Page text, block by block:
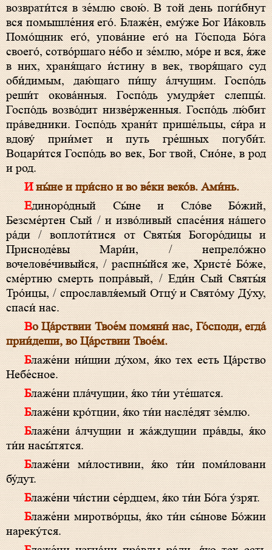
возврати́тся в зе́млю свою́. В той день поги́бнут
вся помышле́ния eго́. Блаже́н, eму́же Бог Иа́ковль
Помо́щник его́, упова́ние eго́ на Го́спода Бо́га
своего́, сотво́ршаго не́бо и зе́млю, мо́ре и вся, я́же
в них, храня́щаго и́стину в век, творя́щаго суд
оби́димым, даю́щаго пи́щу а́лчущим. Госпо́дь
реши́т окова́нныя. Госпо́дь умудря́ет слепцы́.
Госпо́дь возво́дит низве́рженныя. Госпо́дь лю́бит
пра́ведники. Госпо́дь храни́т прише́льцы, си́ра и
вдову́ прии́мет и путь гре́шных погуби́т.
Воцари́тся Госпо́дь во век, Бог твой, Сио́не, в род
и род.
И ны́не и при́сно и во ве́ки веко́в. Ами́нь.
Единоро́дный Сы́не и Сло́ве Бо́жий,
Безсме́ртен Сый / и изво́ливый спасе́ния на́шего
ра́ди / воплоти́тися от Святы́я Богоро́дицы и
Присноде́вы Мари́и, / непрело́жно
вочелове́чивыйся, / распны́йся же, Христе́ Бо́же,
сме́ртию смерть попра́вый, / Еди́н Сый Святы́я
Тро́ицы, / спрославля́емый Отцу́ и Свято́му Ду́ху,
спаси́ нас.
Во Ца́рствии Твое́м помяни́ нас, Го́споди, егда́
прии́деши, во Ца́рствии Твое́м.
Блаже́ни ни́щии ду́хом, я́ко тех есть Ца́рство
Небе́сное.
Блаже́ни пла́чущии, я́ко ти́и уте́шатся.
Блаже́ни кро́тции, я́ко ти́и насле́дят зе́млю.
Блаже́ни а́лчущии и жа́ждущии пра́вды, я́ко
ти́и насы́тятся.
Блаже́ни ми́лостивии, я́ко ти́и поми́ловани
бу́дут.
Блаже́ни чи́стии се́рдцем, я́ко ти́и Бо́га у́зрят.
Блаже́ни миротво́рцы, я́ко ти́и сы́нове Бо́жии
нареку́тся.